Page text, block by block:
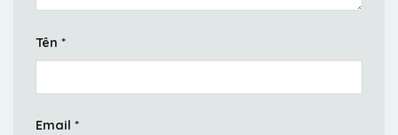
Tên *
Email *